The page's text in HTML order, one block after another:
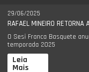
29/06/2025
RAFAEL MINEIRO RETORNA
O Sesi Franca Basquete
temporada 2025
Leia
Mais